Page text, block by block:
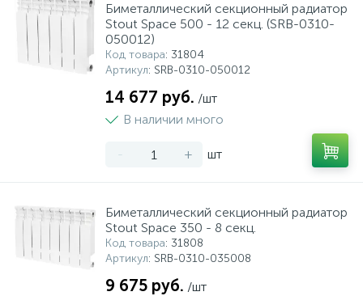
Биметаллический секционный радиатор
Stout Space 500 - 12 секц. (SRB-0310-
050012)
Код товара: 31804
Артикул: SRB-0310-050012
14 677 руб. /шт
В наличии много
- + шт
Биметаллический секционный радиатор
Stout Space 350 - 8 секц.
Код товара: 31808
Артикул: SRB-0310-035008
9 675 руб. /шт